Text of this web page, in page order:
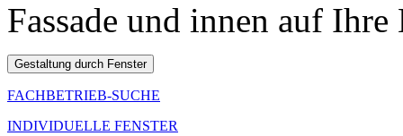
Fassade und innen auf
FACHBETRIEB-SUCHE
INDIVIDUELLE FENSTER